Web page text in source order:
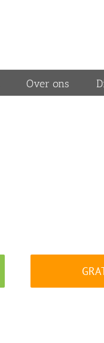
Over ons